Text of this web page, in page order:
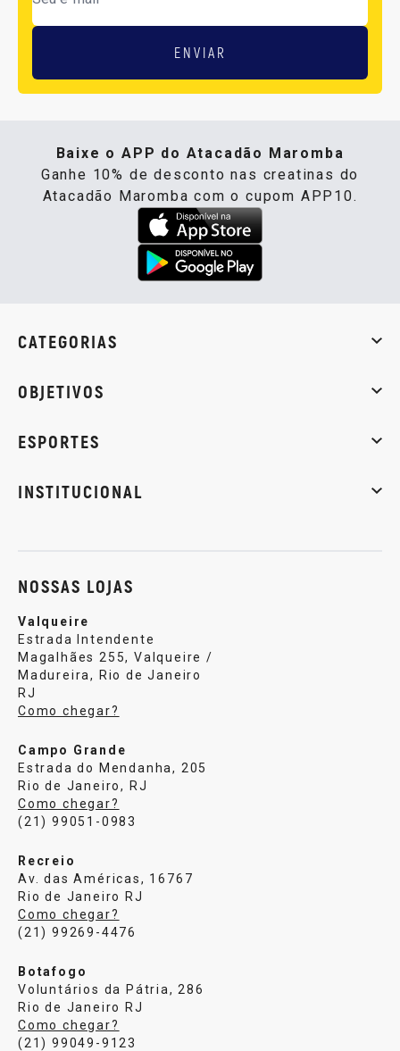
ENVIAR
Baixe o APP do Atacadão Maromba
Ganhe 10% de desconto nas creatinas do
Atacadão Maromba com o cupom APP10.
CATEGORIAS
OBJETIVOS
ESPORTES
INSTITUCIONAL
NOSSAS LOJAS
Valqueire
Estrada Intendente
Magalhães 255, Valqueire /
Madureira, Rio de Janeiro
RJ
Como chegar?
Campo Grande
Estrada do Mendanha, 205
Rio de Janeiro, RJ
Como chegar?
(21) 99051-0983
Recreio
Av. das Américas, 16767
Rio de Janeiro RJ
Como chegar?
(21) 99269-4476
Botafogo
Voluntários da Pátria, 286
Rio de Janeiro RJ
Como chegar?
(21) 99049-9123